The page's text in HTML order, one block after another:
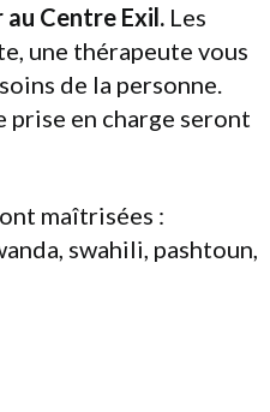
Centre Exil. Les
une thérapeute vous
de la personne.
prise en charge seront
maîtrisées :
swahili, pashtoun,